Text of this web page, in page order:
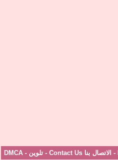
- الاتصال بنا Contact Us - تلوين -
DMCA